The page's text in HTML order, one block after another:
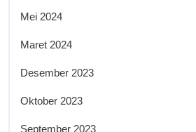
Mei 2024
Maret 2024
Desember 2023
Oktober 2023
September 2023